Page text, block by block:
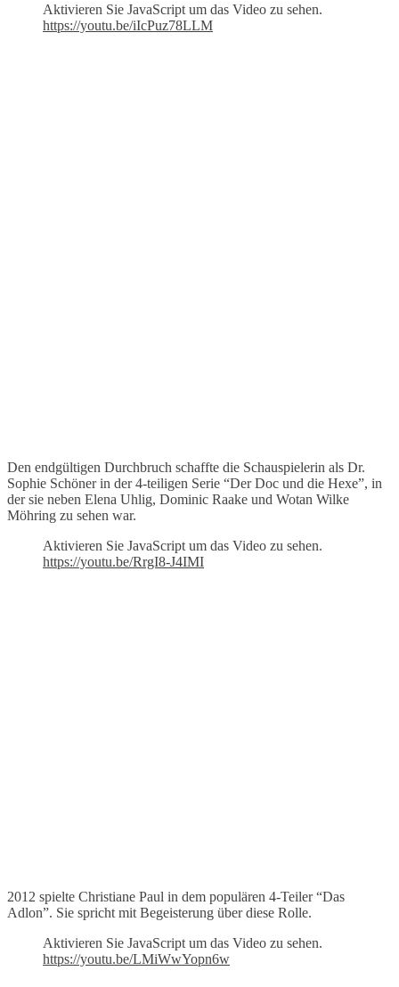
Aktivieren Sie JavaScript um das Video zu sehen.
https://youtu.be/iIcPuz78LLM
Den endgültigen Durchbruch schaffte die Schauspielerin als Dr.
Sophie Schöner in der 4-teiligen Serie “Der Doc und die Hexe”, in
der sie neben Elena Uhlig, Dominic Raake und Wotan Wilke
Möhring zu sehen war.
Aktivieren Sie JavaScript um das Video zu sehen.
https://youtu.be/RrgI8-J4IMI
2012 spielte Christiane Paul in dem populären 4-Teiler “Das
Adlon”. Sie spricht mit Begeisterung über diese Rolle.
Aktivieren Sie JavaScript um das Video zu sehen.
https://youtu.be/LMiWwYopn6w